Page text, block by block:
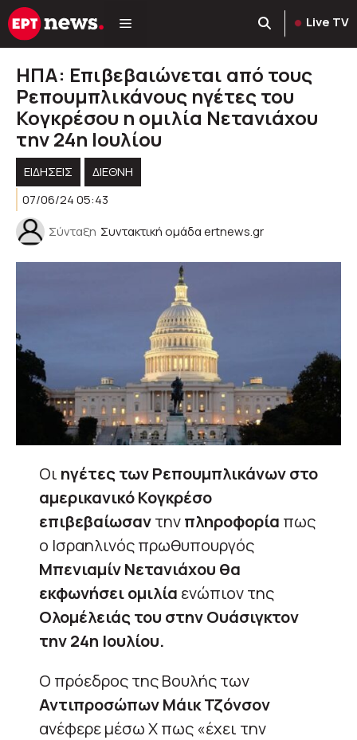
Μετάβαση
σε
Live TV
ΗΠΑ: Επιβεβαιώνεται από τους
Ρεπουμπλικάνους ηγέτες του
Κογκρέσου η ομιλία Νετανιάχου
την 24η Ιουλίου
ΕΙΔΗΣΕΙΣ
ΔΙΕΘΝΗ
07/06/24 05:43
Σύνταξη Συντακτική ομάδα ertnews.gr
Οι ηγέτες των Ρεπουμπλικάνων στο
αμερικανικό Κογκρέσο
επιβεβαίωσαντηνπληροφορία πως
ο Ισραηλινός πρωθυπουργός
Μπενιαμίν Νετανιάχου θα
εκφωνήσει ομιλία ενώπιον της
Ολομέλειάς του στην Ουάσιγκτον
την 24η Ιουλίου.
Ο πρόεδρος της Βουλής των
Αντιπροσώπων Μάικ Τζόνσον
ανέφερε μέσω X πως «έχει την